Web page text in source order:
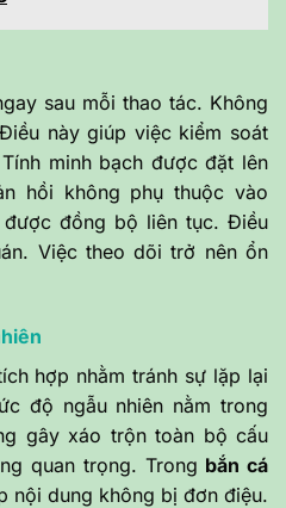
sau mỗi thao tác. Không
này giúp việc kiểm soát
minh bạch được đặt lên
hồi không phụ thuộc vào
đồng bộ liên tục. Điều
Việc theo dõi trở nên ổn
hợp nhằm tránh sự lặp lại
độ ngẫu nhiên nằm trong
gây xáo trộn toàn bộ cấu
quan trọng. Trong bắn cá
nội dung không bị đơn điệu.